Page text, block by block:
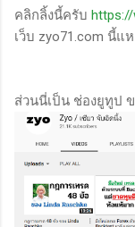
คลิกลิ้งนี้ครับ https://
เว็บ zyo71.com นี้แ
ส่วนนี่เป็น ช่องยูทูป